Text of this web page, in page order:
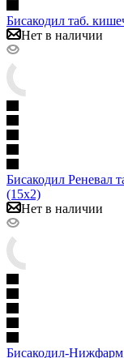
Бисакодил таб.
Нет в наличии
Бисакодил Реневал
(15х2)
Нет в наличии
Бисакодил-